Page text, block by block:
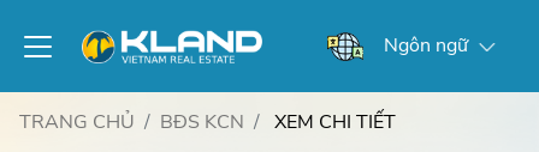
Ngôn ngữ
TRANG CHỦ BĐS KCN XEM CHI TIẾT